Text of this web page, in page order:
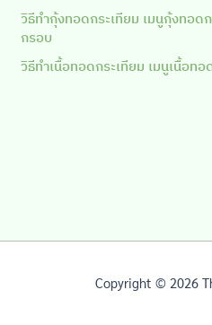
วิธีทำกุ้งทอดกระเทียม เมนูกุ้งทอด
กรอบ
วิธีทำเนื้อทอดกระเทียม เมนูเนื้อท
Copyright © 2026